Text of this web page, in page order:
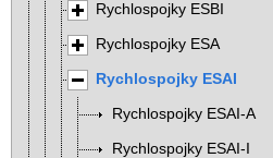
Rychlospojky ESBI
Rychlospojky ESA
Rychlospojky ESAI
Rychlospojky ESAI-A
Rychlospojky ESAI-I